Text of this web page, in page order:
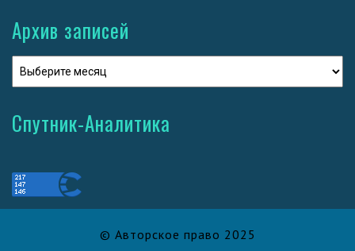
Архив записей
Спутник-Аналитика
© Авторское право 2025